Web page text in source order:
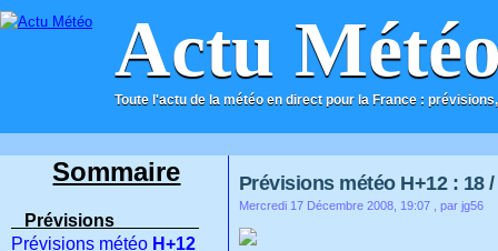
Actu
Toute l'actu de la météo en direct pour la France :
ACCUEIL CONTACT
Prévisions météo H+12 : 18
Mercredi 17 Décembre 2008, 19:07 , par jg56
Sommaire
Prévisions
Prévisions météo H+12